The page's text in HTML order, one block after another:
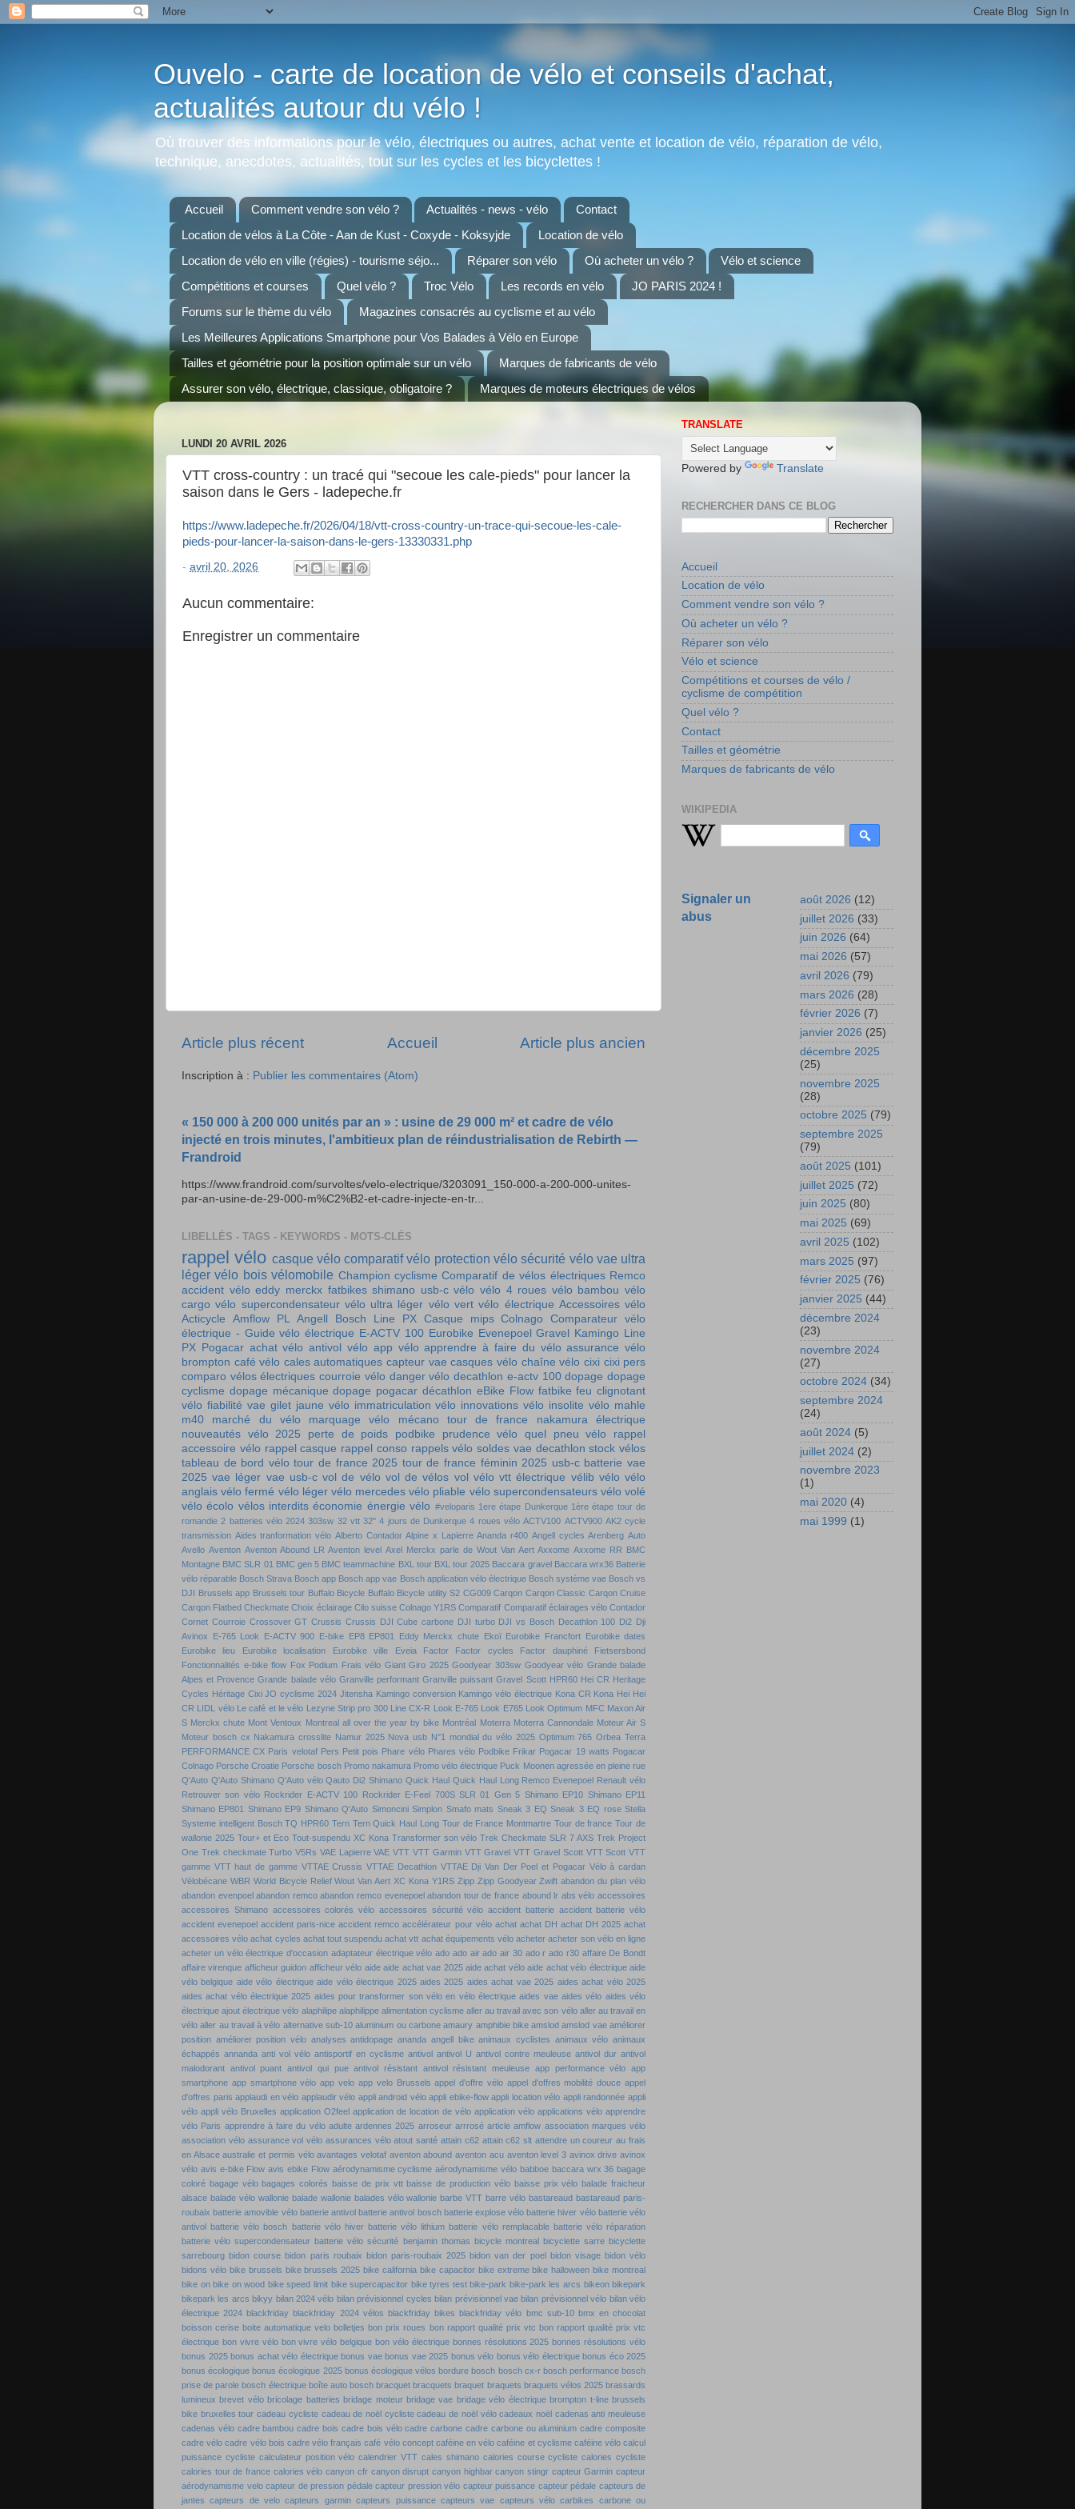
Ouvelo - carte de location de vélo et conseils d'achat,
actualités autour du vélo !
Où trouver des informations pour le vélo, électriques ou autres, achat vente et location de vélo, réparation de vélo,
technique, anecdotes, actualités, tout sur les cycles et les bicyclettes !
Accueil Comment vendre son vélo ? Actualités - news - vélo
Contact
Location de vélos à La Côte - Aan de Kust - Coxyde - Koksyjde
Location de vélo
Location de vélo en ville (régies) - tourisme séjo...
Réparer son vélo Où acheter un vélo ?
Vélo et science
Compétitions et courses
Quel vélo ? Troc Vélo Les records en vélo
JO PARIS 2024 !
Forums sur le thème du vélo
Magazines consacrés au cyclisme et au vélo
Les Meilleures Applications Smartphone pour Vos Balades à Vélo en Europe
Tailles et géométrie pour la position optimale sur un vélo
Marques de fabricants de vélo
Assurer son vélo, électrique, classique, obligatoire ?
Marques de moteurs électriques de vélos
LUNDI 20 AVRIL 2026
VTT cross-country : un tracé qui "secoue les cale-pieds" pour lancer la
saison dans le Gers - ladepeche.fr
https://www.ladepeche.fr/2026/04/18/vtt-cross-country-un-trace-qui-secoue-les-cale-
pieds-pour-lancer-la-saison-dans-le-gers-13330331.php
- avril 20, 2026
Aucun commentaire:
Enregistrer un commentaire
Article plus récent Article plus ancien
Accueil
Inscription à : Publier les commentaires (Atom)
« 150 000 à 200 000 unités par an » : usine de 29 000 m² et cadre de vélo
injecté en trois minutes, l'ambitieux plan de réindustrialisation de Rebirth —
Frandroid
https://www.frandroid.com/survoltes/velo-electrique/3203091_150-000-a-200-000-unites-
par-an-usine-de-29-000-m%C2%B2-et-cadre-injecte-en-tr...
LIBELLÉS - TAGS - KEYWORDS - MOTS-CLÉS
rappel vélo casque vélo comparatif vélo protection vélo sécurité vélo vae ultra
léger vélo bois vélomobile Champion cyclisme Comparatif de vélos électriques Remco
accident vélo eddy merckx fatbikes shimano usb-c vélo vélo 4 roues vélo bambou vélo
cargo vélo supercondensateur vélo ultra léger vélo vert vélo électrique Accessoires vélo
Acticycle
Amflow PL Angell Bosch Line PX Casque mips Colnago
Comparateur vélo
électrique - Guide vélo électrique E-ACTV 100 Eurobike Evenepoel Gravel Kamingo Line
PX Pogacar achat vélo antivol vélo app vélo apprendre à faire du vélo assurance vélo
brompton café vélo cales automatiques capteur vae casques vélo chaîne vélo cixi cixi pers
comparo vélos électriques courroie vélo danger vélo decathlon e-actv 100 dopage dopage
cyclisme dopage mécanique dopage pogacar décathlon eBike Flow fatbike feu clignotant
vélo fiabilité vae gilet jaune vélo immatriculation vélo innovations vélo insolite vélo mahle
m40
marché du vélo marquage vélo mécano tour de france
nakamura électrique
nouveautés vélo 2025
perte de poids podbike prudence vélo quel pneu vélo
rappel
accessoire vélo rappel casque rappel conso rappels vélo soldes vae decathlon stock vélos
tableau de bord vélo tour de france 2025 tour de france féminin 2025 usb-c batterie vae
2025 vae léger vae usb-c vol de vélo vol de vélos vol vélo vtt électrique vélib vélo vélo
anglais vélo fermé vélo léger vélo mercedes vélo pliable vélo supercondensateurs vélo volé
vélo écolo vélos interdits économie énergie vélo #veloparis 1ere étape Dunkerque 1ère étape tour de
romandie 2 batteries vélo 2024 303sw 32 vtt 32" 4 jours de Dunkerque 4 roues vélo ACTV100 ACTV900 AK2 cycle
transmission Aides tranformation vélo Alberto Contador Alpine x Lapierre Ananda r400 Angell cycles Arenberg Auto
Avello Aventon Aventon Abound LR Aventon level Axel Merckx parle de Wout Van Aert Axxome Axxome RR BMC
Montagne BMC SLR 01 BMC gen 5 BMC teammachine BXL tour BXL tour 2025 Baccara gravel Baccara wrx36 Batterie
vélo réparable Bosch Strava Bosch app Bosch app vae Bosch application vélo électrique Bosch système vae Bosch vs
DJI Brussels app Brussels tour Buffalo Bicycle Buffalo Bicycle utility S2 CG009 Carqon Carqon Classic Carqon Cruise
Carqon Flatbed Checkmate Choix éclairage Cilo suisse Colnago Y1RS Comparatif Comparatif éclairages vélo Contador
Cornet Courroie Crossover GT Crussis Crussis DJI Cube carbone DJI turbo DJI vs Bosch Decathlon 100 Di2 Dji
Avinox
E-765 Look E-ACTV 900 E-bike EP8 EP801 Eddy Merckx chute Ekoï Eurobike Francfort Eurobike dates
Eurobike lieu
Eurobike localisation Eurobike ville Eveia Factor Factor cycles Factor dauphiné
Fietsersbond
Fonctionnalités e-bike flow Fox Podium Frais vélo Giant Giro 2025 Goodyear 303sw Goodyear vélo Grande balade
Alpes et Provence Grande balade vélo Granville performant Granville puissant Gravel Scott HPR60 Hei CR Heritage
Cycles Héritage Cixi JO cyclisme 2024 Jitensha Kamingo conversion Kamingo vélo électrique Kona CR Kona Hei Hei
CR LIDL vélo Le café et le vélo Lezyne Strip pro 300 Line CX-R Look E-765 Look E765 Look Optimum MFC Maxon Air
S Merckx chute Mont Ventoux Montreal all over the year by bike Montréal Moterra Moterra Cannondale Moteur Air S
Moteur bosch cx Nakamura crosslite Namur 2025 Nova usb N°1 mondial du vélo 2025 Optimum 765 Orbea Terra
PERFORMANCE CX Paris velotaf Pers Petit pois Phare vélo Phares vélo Podbike Frikar Pogacar 19 watts Pogacar
Colnago Porsche Croatie Porsche bosch Promo nakamura Promo vélo électrique Puck Moonen agressée en pleine rue
Q'Auto Q'Auto Shimano Q'Auto vélo Qauto Di2 Shimano Quick Haul Quick Haul Long Remco Evenepoel Renault vélo
Retrouver son vélo Rockrider E-ACTV 100 Rockrider E-Feel 700S SLR 01 Gen 5 Shimano EP10 Shimano EP11
Shimano EP801 Shimano EP9 Shimano Q'Auto Simoncini Simplon Smafo mats Sneak 3 EQ Sneak 3 EQ rose Stella
Systeme intelligent Bosch TQ HPR60 Tern Tern Quick Haul Long Tour de France Montmartre Tour de france Tour de
wallonie 2025 Tour+ et Eco Tout-suspendu XC Kona Transformer son vélo Trek Checkmate SLR 7 AXS Trek Project
One Trek checkmate Turbo V5Rs VAE Lapierre VAE VTT VTT Garmin VTT Gravel VTT Gravel Scott VTT Scott VTT
gamme VTT haut de gamme VTTAE Crussis VTTAE Decathlon VTTAE Dji Van Der Poel et Pogacar Vélo à cardan
Vélobécane WBR World Bicycle Relief Wout Van Aert XC Kona Y1RS Zipp Zipp Goodyear Zwift abandon du plan vélo
abandon evenpoel abandon remco abandon remco evenepoel abandon tour de france abound lr abs vélo accessoires
accessoires Shimano accessoires colorés vélo accessoires sécurité vélo accident batterie accident batterie vélo
accident evenepoel accident paris-nice accident remco accélérateur pour vélo achat achat DH achat DH 2025 achat
accessoires vélo achat cycles achat tout suspendu achat vtt achat équipements vélo acheter acheter son vélo en ligne
acheter un vélo électrique d'occasion adaptateur électrique vélo ado ado air ado air 30 ado r ado r30 affaire De Bondt
affaire virenque afficheur guidon afficheur vélo aide aide achat vae 2025 aide achat vélo aide achat vélo électrique aide
vélo belgique aide vélo électrique aide vélo électrique 2025 aides 2025 aides achat vae 2025 aides achat vélo 2025
aides achat vélo électrique 2025 aides pour transformer son vélo en vélo électrique aides vae aides vélo aides vélo
électrique ajout électrique vélo alaphilipe alaphilippe alimentation cyclisme aller au travail avec son vélo aller au travail en
vélo aller au travail à vélo alternative sub-10 aluminium ou carbone amaury amphibie bike amslod amslod vae améliorer
position améliorer position vélo analyses antidopage ananda angell bike animaux cyclistes animaux vélo animaux
échappés annanda anti vol vélo antisportif en cyclisme antivol antivol U antivol contre meuleuse antivol dur antivol
malodorant antivol puant antivol qui pue antivol résistant antivol résistant meuleuse app performance vélo app
smartphone app smartphone vélo app velo app velo Brussels appel d'offre vélo appel d'offres mobilité douce appel
d'offres paris applaudi en vélo applaudir vélo appli android vélo appli ebike-flow appli location vélo appli randonnée appli
vélo appli vélo Bruxelles application O2feel application de location de vélo application vélo applications vélo apprendre
vélo Paris apprendre à faire du vélo adulte ardennes 2025 arroseur arrrosé article amflow association marques vélo
association vélo assurance vol vélo assurances vélo atout santé attain c62 attain c62 slt attendre un coureur au frais
en Alsace australie et permis vélo avantages velotaf aventon abound aventon acu aventon level 3 avinox drive avinox
vélo avis e-bike Flow avis ebike Flow aérodynamisme cyclisme aérodynamisme vélo babboe baccara wrx 36 bagage
coloré bagage vélo bagages colorés baisse de prix vtt baisse de production vélo baisse prix vélo balade fraicheur
alsace balade vélo wallonie balade wallonie balades vélo wallonie barbe VTT barre vélo bastareaud bastareaud paris-
roubaix batterie amovible vélo batterie antivol batterie antivol bosch batterie explose vélo batterie hiver vélo batterie vélo
antivol batterie vélo bosch batterie vélo hiver batterie vélo lithium batterie vélo remplacable batterie vélo réparation
batterie vélo supercondensateur batterie vélo sécurité benjamin thomas bicycle montreal bicyclette sarre bicyclette
sarrebourg bidon course bidon paris roubaix bidon paris-roubaix 2025 bidon van der poel bidon visage bidon vélo
bidons vélo bike brussels bike brussels 2025 bike california bike capacitor bike extreme bike halloween bike montreal
bike on bike on wood bike speed limit bike supercapacitor bike tyres test bike-park bike-park les arcs bikeon bikepark
bikepark les arcs bikyy bilan 2024 vélo bilan prévisionnel cycles bilan prévisionnel vae bilan prévisionnel vélo bilan vélo
électrique 2024 blackfriday blackfriday 2024 vélos blackfriday bikes blackfriday vélo bmc sub-10 bmx en chocolat
boisson cerise boite automatique velo bolletjes bon prix roues bon rapport qualité prix vtc bon rapport qualité prix vtc
électrique bon vivre vélo bon vivre vélo belgique bon vélo électrique bonnes résolutions 2025 bonnes résolutions vélo
bonus 2025 bonus achat vélo électrique bonus vae bonus vae 2025 bonus vélo bonus vélo électrique bonus éco 2025
bonus écologique bonus écologique 2025 bonus écologique vélos bordure bosch bosch cx-r bosch performance bosch
prise de parole bosch électrique boîte auto bosch bracquet bracquets braquet braquets braquets vélos 2025 brassards
lumineux brevet vélo bricolage batteries bridage moteur bridage vae bridage vélo électrique brompton t-line brussels
bike bruxelles tour cadeau cycliste cadeau de noël cycliste cadeau de noël vélo cadeaux noël cadenas anti meuleuse
cadenas vélo cadre bambou cadre bois cadre bois vélo cadre carbone cadre carbone ou aluminium cadre composite
cadre vélo cadre vélo bois cadre vélo français café vélo concept caféine en vélo caféine et cyclisme caféine vélo calcul
puissance cycliste calculateur position vélo calendrier VTT cales shimano calories course cycliste calories cycliste
calories tour de france calories vélo canyon cfr canyon disrupt canyon highbar canyon stingr capteur Garmin capteur
aérodynamisme velo capteur de pression pédale capteur pression vélo capteur puissance capteur pédale capteurs de
jantes
capteurs de velo capteurs garmin capteurs puissance capteurs vae capteurs vélo carbikes
carbone ou
TRANSLATE
Powered by Translate
RECHERCHER DANS CE BLOG
Accueil
Location de vélo
Comment vendre son vélo ?
Où acheter un vélo ?
Réparer son vélo
Vélo et science
Compétitions et courses de vélo /
cyclisme de compétition
Quel vélo ?
Contact
Tailles et géométrie
Marques de fabricants de vélo
WIKIPEDIA
Signaler un
abus
août 2026 (12)
juillet 2026 (33)
juin 2026 (64)
mai 2026 (57)
avril 2026 (79)
mars 2026 (28)
février 2026 (7)
janvier 2026 (25)
décembre 2025
(25)
novembre 2025
(28)
octobre 2025 (79)
septembre 2025
(79)
août 2025 (101)
juillet 2025 (72)
juin 2025 (80)
mai 2025 (69)
avril 2025 (102)
mars 2025 (97)
février 2025 (76)
janvier 2025 (44)
décembre 2024
(23)
novembre 2024
(27)
octobre 2024 (34)
septembre 2024
(24)
août 2024 (5)
juillet 2024 (2)
novembre 2023
(1)
mai 2020 (4)
mai 1999 (1)